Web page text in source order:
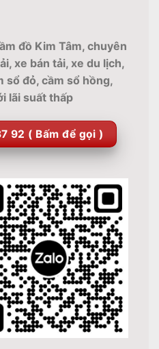
đồ Kim Tâm, chuyên
xe bán tải, xe du lịch,
sổ đỏ, cầm sổ hồng,
lãi suất thấp
92 ( Bấm để gọi )